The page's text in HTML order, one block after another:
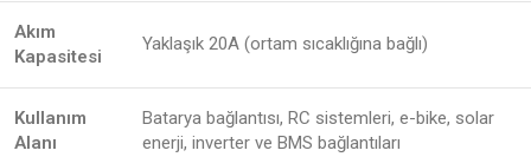
Akım
Kapasitesi
Yaklaşık 20A (ortam sıcaklığına bağlı)
Kullanım
Alanı
Batarya bağlantısı, RC sistemleri, e-bike, solar
enerji, inverter ve BMS bağlantıları